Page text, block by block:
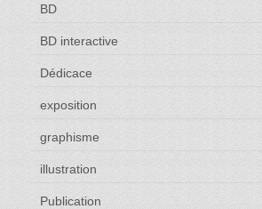
BD
BD interactive
Dédicace
exposition
graphisme
illustration
Publication